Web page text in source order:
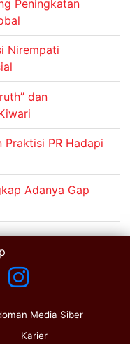
Peningkatan
Nirempati
dan
Praktisi PR Hadapi
Adanya Gap
Media Siber
Karier